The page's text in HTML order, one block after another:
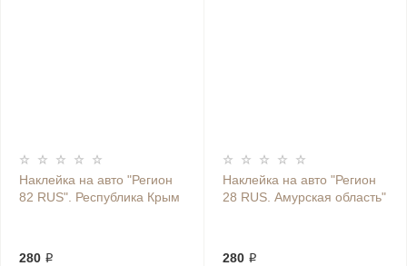
Наклейка на авто "Регион
82 RUS". Республика Крым
280 ₽
Наклейка на авто "Регион
28 RUS. Амурская область"
280 ₽